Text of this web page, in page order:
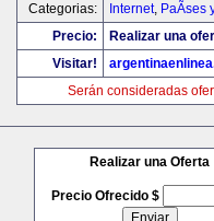
Categorias:
Internet, PaÃ­ses
Precio:
Realizar una
Visitar!
Serán consideradas
Realizar una Oferta
Precio Ofrecido $